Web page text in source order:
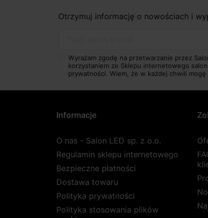
Otrzymuj informację o nowościach i
Wyrażam zgodę na przetwarzanie przez
korzystaniem ze Sklepu internetowego
prywatności. Wiem, że w każdej chwili mogę
Informacje
O nas - Salon LED sp. z o.o.
Regulamin sklepu internetowego
Bezpieczne płatności
Dostawa towaru
Polityka prywatności
Polityka stosowania plików